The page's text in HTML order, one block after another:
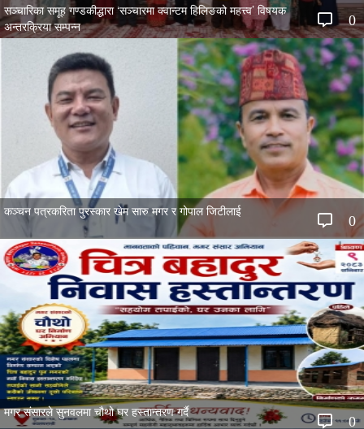
0
सञ्चारिका समूह गण्डकीद्धारा ‘सञ्चारमा क्वान्टम हिलिङको महत्त्व’ विषयक
अन्तरक्रिया सम्पन्न
0
कञ्चन पत्रकरिता पुरस्कार खेम सारु मगर र गोपाल जिटीलाई
0
मगर संसारले सुनवलमा चौथो घर हस्तान्तरण गर्दै